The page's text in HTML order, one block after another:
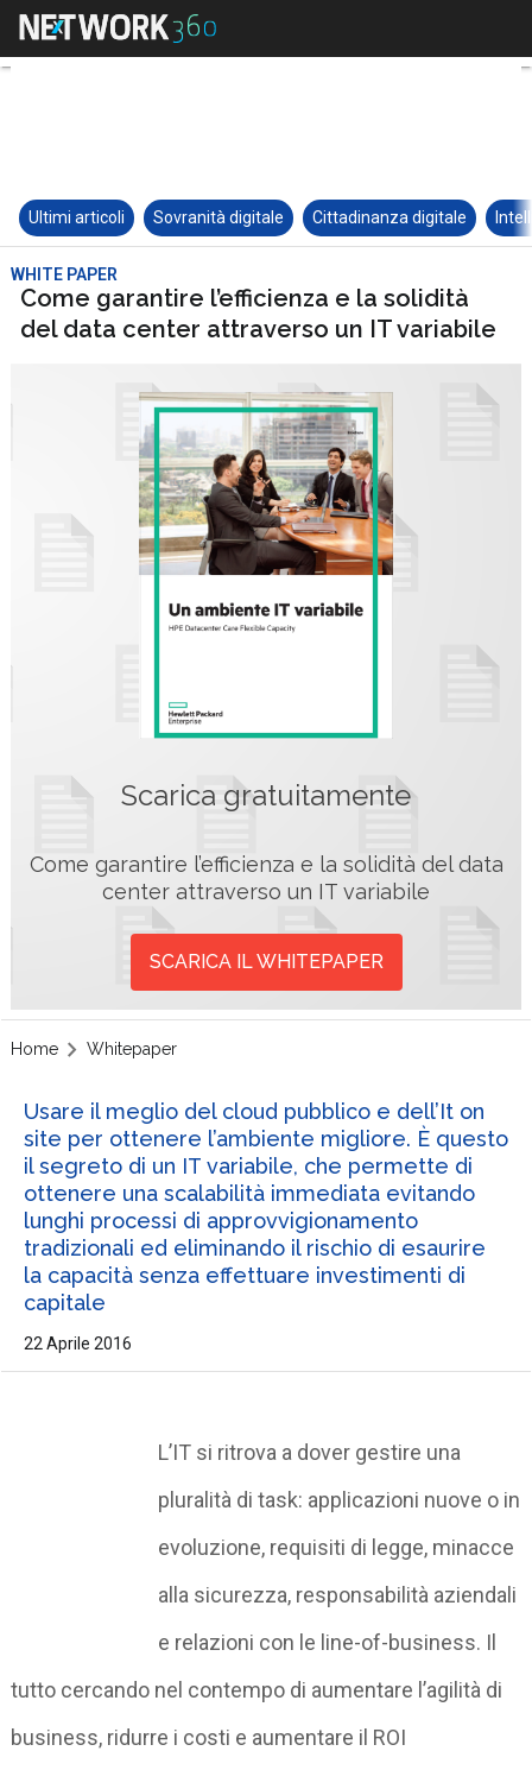
Ultimi articoli Sovranità digitale Cittadinanza digitale
WHITE PAPER
Come garantire l’efficienza e la solidità
del data center attraverso un IT variabile
Scarica gratuitamente
Come garantire l’efficienza e la solidità del data
center attraverso un IT variabile
SCARICA IL WHITEPAPER
Home Whitepaper
Usare il meglio del cloud pubblico e dell’It on
site per ottenere l’ambiente migliore. È questo
il segreto di un IT variabile, che permette di
ottenere una scalabilità immediata evitando
lunghi processi di approvvigionamento
tradizionali ed eliminando il rischio di esaurire
la capacità senza effettuare investimenti di
capitale
22 Aprile 2016
L’IT si ritrova a dover gestire una
pluralità di task: applicazioni nuove o in
evoluzione, requisiti di legge, minacce
alla sicurezza, responsabilità aziendali
e relazioni con le line-of-business. Il
tutto cercando nel contempo di aumentare l’agilità di
business, ridurre i costi e aumentare il ROI